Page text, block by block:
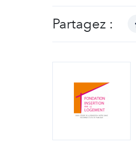
Partagez :